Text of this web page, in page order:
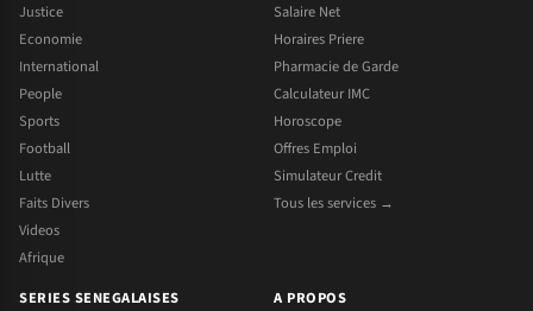
Justice
Economie
International
People
Sports
Football
Lutte
Faits Divers
Videos
Afrique
Salaire Net
Horaires Priere
Pharmacie de Garde
Calculateur IMC
Horoscope
Offres Emploi
Simulateur Credit
Tous les services →
SERIES SENEGALAISES
A PROPOS